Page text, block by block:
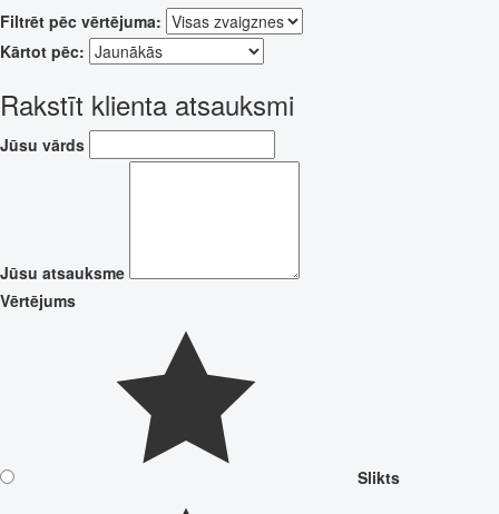
Filtrēt pēc vērtējuma:
Kārtot pēc:
Rakstīt klienta atsauksmi
Jūsu vārds
Jūsu atsauksme
Vērtējums
Slikts